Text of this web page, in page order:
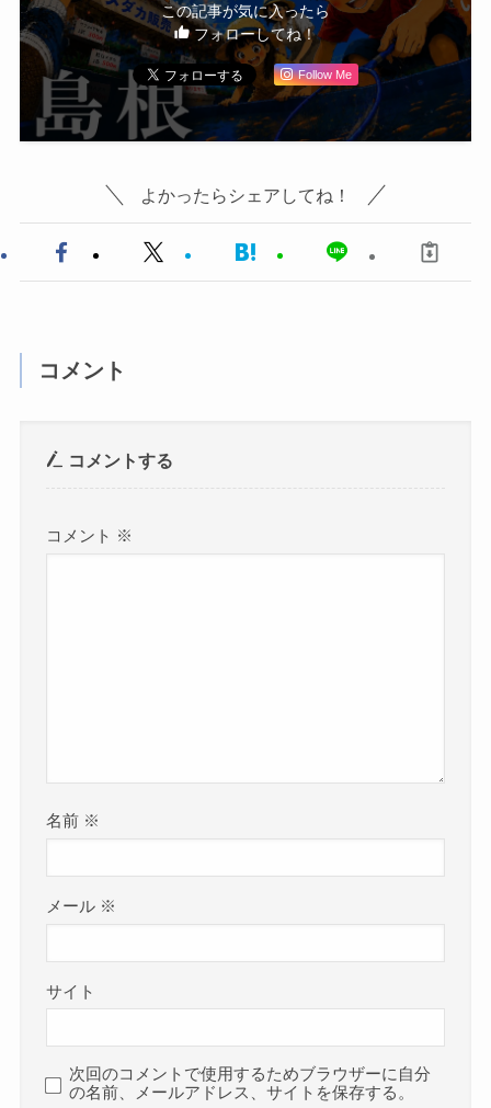
この記事が気に入ったら
フォローしてね！
Follow Me
よかったらシェアしてね！
コメント
コメントする
コメント ※
名前 ※
メール ※
サイト
次回のコメントで使用するためブラウザーに自分
の名前、メールアドレス、サイトを保存する。